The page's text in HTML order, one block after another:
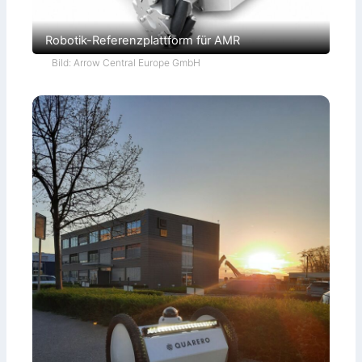
Robotik-Referenzplattform für AMR
Bild: Arrow Central Europe GmbH